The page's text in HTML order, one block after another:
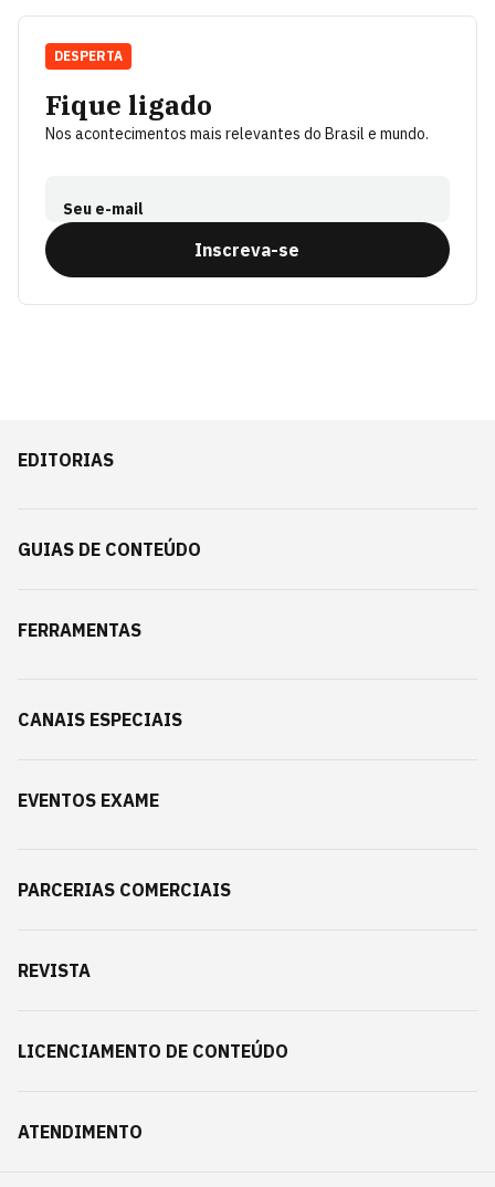
Fique ligado
Nos acontecimentos mais relevantes do Brasil e mundo.
Seu e-mail
Inscreva-se
DESPERTA
EDITORIAS
GUIAS DE CONTEÚDO
FERRAMENTAS
CANAIS ESPECIAIS
EVENTOS EXAME
PARCERIAS COMERCIAIS
REVISTA
LICENCIAMENTO DE CONTEÚDO
ATENDIMENTO